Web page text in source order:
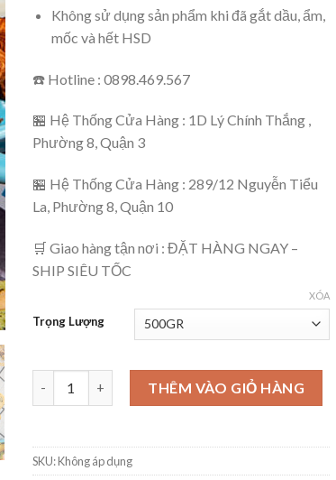
Không sử dụng sản phẩm khi đã gắt dầu, ẩm,
mốc và hết HSD
☎️ Hotline : 0898.469.567
🏪 Hệ Thống Cửa Hàng : 1D Lý Chính Thắng ,
Phường 8, Quận 3
🏪 Hệ Thống Cửa Hàng : 289/12 Nguyễn Tiểu
La, Phường 8, Quận 10
🛒 Giao hàng tận nơi : ĐẶT HÀNG NGAY –
SHIP SIÊU TỐC
Trọng Lượng
XÓA
THÊM VÀO GIỎ HÀNG
SKU:Không áp dụng